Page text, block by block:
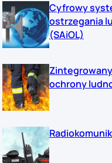
Cyfrowy
ostrzegania
(SAiOL)
ochrony